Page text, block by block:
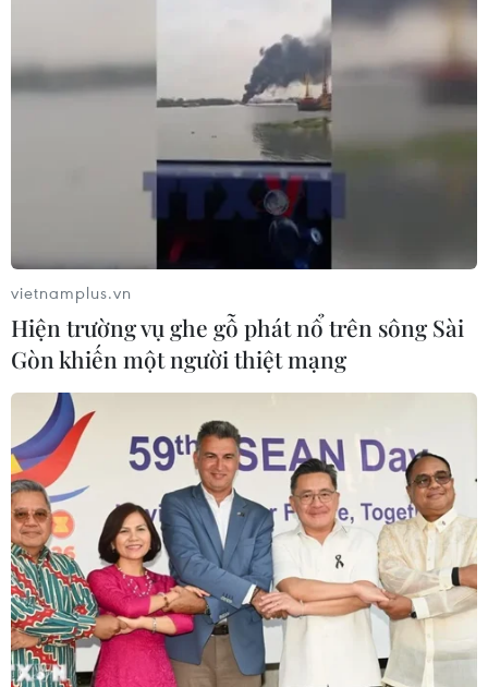
vietnamplus.vn
Hiện trường vụ ghe gỗ phát nổ trên sông Sài
Gòn khiến một người thiệt mạng